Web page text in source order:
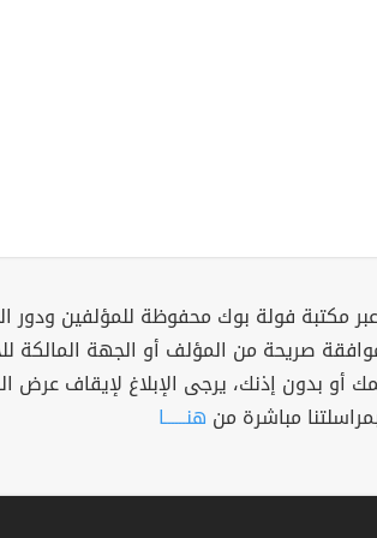
مكتبة فولة بوك محفوظة للمؤلفين ودور
صريحة من المؤلف أو الجهة المالكة
أو بدون إذنك، يرجى الإبلاغ لإيقاف عرض
مباشرة من هنــــــا